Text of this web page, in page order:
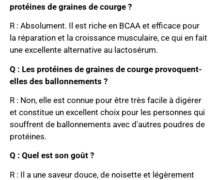
protéines de graines de courge ?
R : Absolument. Il est riche en BCAA et efficace pour
la réparation et la croissance musculaire, ce qui en fait
une excellente alternative au lactosérum.
Q : Les protéines de graines de courge provoquent-
elles des ballonnements ?
R : Non, elle est connue pour être très facile à digérer
et constitue un excellent choix pour les personnes qui
souffrent de ballonnements avec d'autres poudres de
protéines.
Q : Quel est son goût ?
R : Il a une saveur douce, de noisette et légèrement